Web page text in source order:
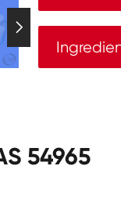

54965